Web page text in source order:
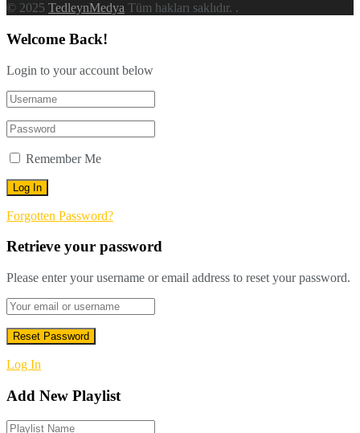
© 2025 TedleynMedya Tüm hakları saklıdır. .
Welcome Back!
Login to your account below
Remember Me
Forgotten Password?
Retrieve your password
Please enter your username or email address to reset your password.
Log In
Add New Playlist